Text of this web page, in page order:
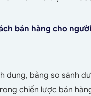
bán hàng cho
dung, bảng so sánh
chiến lược bán